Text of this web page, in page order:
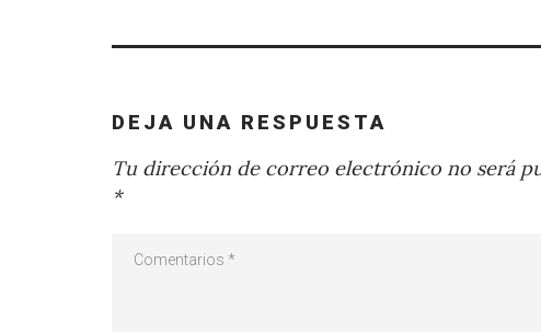
DEJA UNA RESPUESTA
Tu dirección de correo electrónico no será
*